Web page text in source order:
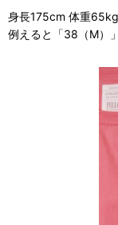
身長175cm 体重
例えると「38（M）